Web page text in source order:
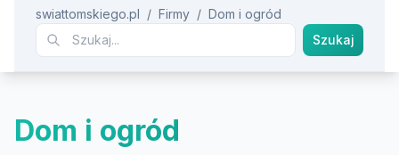
swiattomskiego.pl / Firmy / Dom i ogród
Szukaj
Dom i ogród